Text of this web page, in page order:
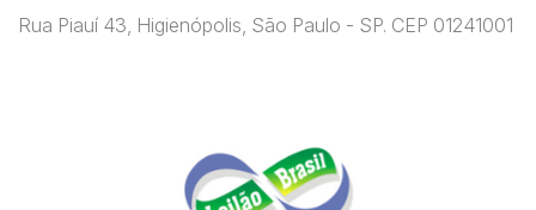
Rua Piauí 43, Higienópolis, São Paulo - SP. CEP 01241001